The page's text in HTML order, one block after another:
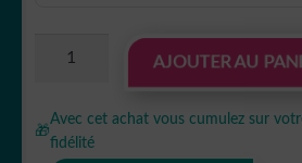
Autocollant
harley
AJOUTER AU
🎁
Avec cet achat vous cumulez sur
fidélité